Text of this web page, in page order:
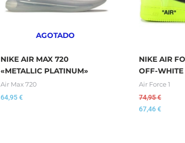
AGOTADO
NIKE AIR MAX 720
«METALLIC PLATINUM»
Air Max 720
64,95€
NIKE AIR
OFF-WHITE
Air Force 1
74,95€
67,46€